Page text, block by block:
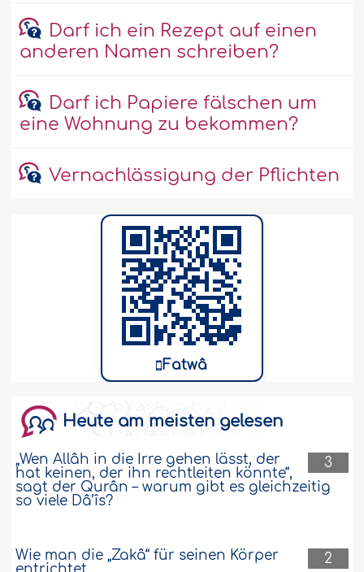
Darf ich ein Rezept auf einen
anderen Namen schreiben?
Darf ich Papiere fälschen um
eine Wohnung zu bekommen?
Vernachlässigung der Pflichten
Fatwâ
Heute am meisten gelesen
3
„Wen Allâh in die Irre gehen lässt, der
hat keinen, der ihn rechtleiten könnte“,
sagt der Qurân – warum gibt es gleichzeitig
so viele Dâ’îs?
2
Wie man die „Zakâ“ für seinen Körper